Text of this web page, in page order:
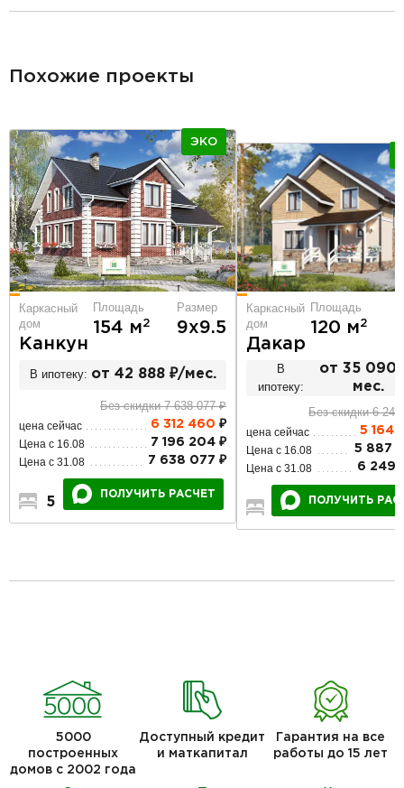
Похожие проекты
ЭКО
Каркасный
дом
Канкун
Площадь
154 м2
Размер
9х9.5
В ипотеку: от 42 888 ₽/мес.
Без скидки 7 638 077 ₽
цена сейчас 6 312 460 ₽
Цена с 16.08 7 196 204 ₽
Цена с 31.08 7 638 077 ₽
5 3 2
ПОЛУЧИТЬ РАСЧЕТ
Каркасный
дом
Дакар
Площадь
120 м2
В
ипотеку:
от 35 090
мес.
Без скидки 6
цена сейчас 5 164
Цена с 16.08 5 887
Цена с 31.08 6 249
4 2 2
ПОЛУЧИТЬ
5000
построенных
домов с 2002 года
Доступный кредит
и маткапитал
Гарантия на все
работы до 15 лет